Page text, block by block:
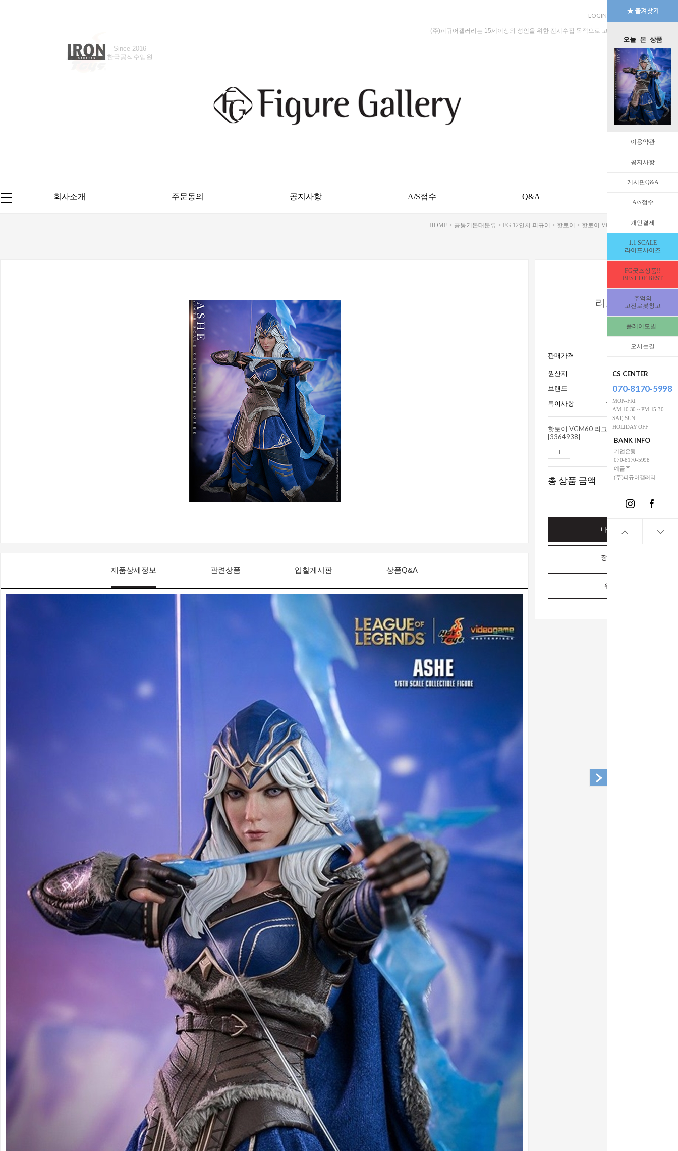
오늘 본 상품
이용약관
공지사항
게시판Q&A
A/S접수
개인결제
1:1 SCALE
라이프사이즈
FG굿즈상품!!
BEST OF BEST
추억의
고전로봇창고
플레이모빌
오시는길
CS CENTER
070-8170-5998
MON-FRI
AM 10:30 ~ PM 15:30
SAT, SUN
HOLIDAY OFF
BANK INFO
기업은행
070-8170-5998
예금주
(주)피규어갤러리
LOGIN JOIN MYPAGE
Since 2016
한국공식수입원
Since 2018
한국공식수입원
(주)피규어갤러리는 15세이상의 성인을 위한 전시수집 목적으로 고안된 수입판매 전문 법인
회사소개 주문동의 공지사항 A/S접수 Q&A
HOME > 공통기본대분류 > FG 12인치 피규어 > 핫토이 > 핫토이 VGM60 리그오브레전드 애
제품상세정보 관련상품 입찰게시판 상품Q&A
핫토이
리그오브레전드
판매가격
원산지
브랜드 Hot
특이사항 15세이상사용_전시수집
핫토이 VGM60 리그오브레전드 애쉬
[3364938]
총 상품 금액
바로구매하기
장바구니담기
위시리스트